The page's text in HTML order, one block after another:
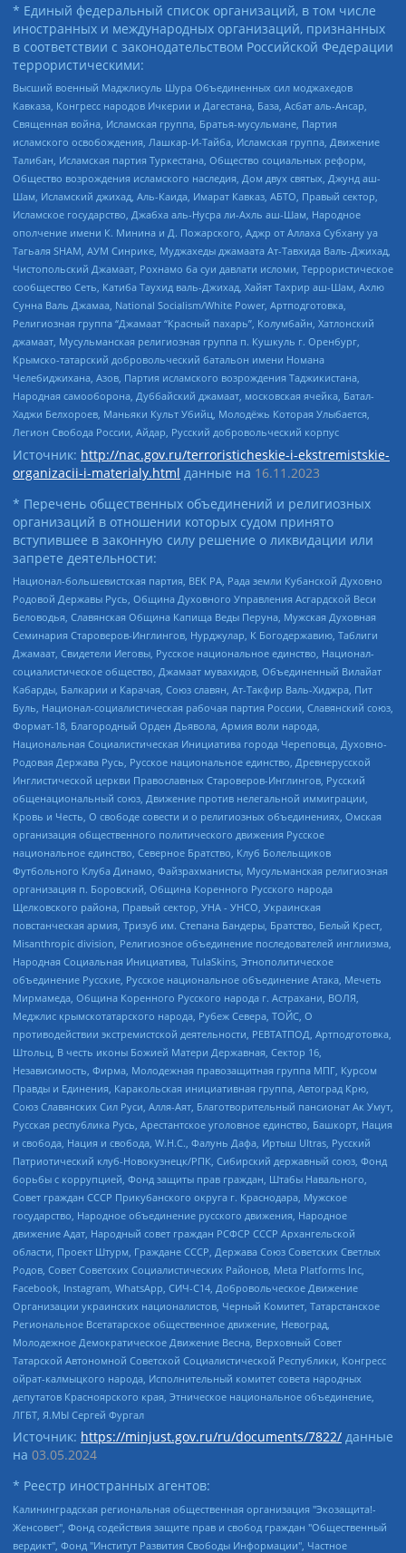
* Единый федеральный список организаций, в том числе
иностранных и международных организаций, признанных
в соответствии с законодательством Российской Федерации
террористическими:
Высший военный Маджлисуль Шура Объединенных сил моджахедов
Кавказа, Конгресс народов Ичкерии и Дагестана, База, Асбат аль-Ансар,
Священная война, Исламская группа, Братья-мусульмане, Партия
исламского освобождения, Лашкар-И-Тайба, Исламская группа, Движение
Талибан, Исламская партия Туркестана, Общество социальных реформ,
Общество возрождения исламского наследия, Дом двух святых, Джунд аш-
Шам, Исламский джихад, Аль-Каида, Имарат Кавказ, АБТО, Правый сектор,
Исламское государство, Джабха аль-Нусра ли-Ахль аш-Шам, Народное
ополчение имени К. Минина и Д. Пожарского, Аджр от Аллаха Субхану уа
Тагьаля SHAM, АУМ Синрике, Муджахеды джамаата Ат-Тавхида Валь-Джихад,
Чистопольский Джамаат, Рохнамо ба суи давлати исломи, Террористическое
сообщество Сеть, Катиба Таухид валь-Джихад, Хайят Тахрир аш-Шам, Ахлю
Сунна Валь Джамаа, National Socialism/White Power, Артподготовка,
Религиозная группа “Джамаат “Красный пахарь”, Колумбайн, Хатлонский
джамаат, Мусульманская религиозная группа п. Кушкуль г. Оренбург,
Крымско-татарский добровольческий батальон имени Номана
Челебиджихана, Азов, Партия исламского возрождения Таджикистана,
Народная самооборона, Дуббайский джамаат, московская ячейка, Батал-
Хаджи Белхороев, Маньяки Культ Убийц, Молодёжь Которая Улыбается,
Легион Свобода России, Айдар, Русский добровольческий корпус
Источник: http://nac.gov.ru/terroristicheskie-i-ekstremistskie-
organizacii-i-materialy.html данные на 16.11.2023
* Перечень общественных объединений и религиозных
организаций в отношении которых судом принято
вступившее в законную силу решение о ликвидации или
запрете деятельности:
Национал-большевистская партия, ВЕК РА, Рада земли Кубанской Духовно
Родовой Державы Русь, Община Духовного Управления Асгардской Веси
Беловодья, Славянская Община Капища Веды Перуна, Мужская Духовная
Семинария Староверов-Инглингов, Нурджулар, К Богодержавию, Таблиги
Джамаат, Свидетели Иеговы, Русское национальное единство, Национал-
социалистическое общество, Джамаат мувахидов, Объединенный Вилайат
Кабарды, Балкарии и Карачая, Союз славян, Ат-Такфир Валь-Хиджра, Пит
Буль, Национал-социалистическая рабочая партия России, Славянский союз,
Формат-18, Благородный Орден Дьявола, Армия воли народа,
Национальная Социалистическая Инициатива города Череповца, Духовно-
Родовая Держава Русь, Русское национальное единство, Древнерусской
Инглистической церкви Православных Староверов-Инглингов, Русский
общенациональный союз, Движение против нелегальной иммиграции,
Кровь и Честь, О свободе совести и о религиозных объединениях, Омская
организация общественного политического движения Русское
национальное единство, Северное Братство, Клуб Болельщиков
Футбольного Клуба Динамо, Файзрахманисты, Мусульманская религиозная
организация п. Боровский, Община Коренного Русского народа
Щелковского района, Правый сектор, УНА - УНСО, Украинская
повстанческая армия, Тризуб им. Степана Бандеры, Братство, Белый Крест,
Misanthropic division, Религиозное объединение последователей инглиизма,
Народная Социальная Инициатива, TulaSkins, Этнополитическое
объединение Русские, Русское национальное объединение Атака, Мечеть
Мирмамеда, Община Коренного Русского народа г. Астрахани, ВОЛЯ,
Меджлис крымскотатарского народа, Рубеж Севера, ТОЙС, О
противодействии экстремистской деятельности, РЕВТАТПОД, Артподготовка,
Штольц, В честь иконы Божией Матери Державная, Сектор 16,
Независимость, Фирма, Молодежная правозащитная группа МПГ, Курсом
Правды и Единения, Каракольская инициативная группа, Автоград Крю,
Союз Славянских Сил Руси, Алля-Аят, Благотворительный пансионат Ак Умут,
Русская республика Русь, Арестантское уголовное единство, Башкорт, Нация
и свобода, Нация и свобода, W.H.С., Фалунь Дафа, Иртыш Ultras, Русский
Патриотический клуб-Новокузнецк/РПК, Сибирский державный союз, Фонд
борьбы с коррупцией, Фонд защиты прав граждан, Штабы Навального,
Совет граждан СССР Прикубанского округа г. Краснодара, Мужское
государство, Народное объединение русского движения, Народное
движение Адат, Народный совет граждан РСФСР СССР Архангельской
области, Проект Штурм, Граждане СССР, Держава Союз Советских Светлых
Родов, Совет Советских Социалистических Районов, Meta Platforms Inc,
Facebook, Instagram, WhatsApp, СИЧ-С14, Добровольческое Движение
Организации украинских националистов, Черный Комитет, Татарстанское
Региональное Всетатарское общественное движение, Невоград,
Молодежное Демократическое Движение Весна, Верховный Совет
Татарской Автономной Советской Социалистической Республики, Конгресс
ойрат-калмыцкого народа, Исполнительный комитет совета народных
депутатов Красноярского края, Этническое национальное объединение,
ЛГБТ, Я.МЫ Сергей Фургал
Источник: https://minjust.gov.ru/ru/documents/7822/ данные
на 03.05.2024
* Реестр иностранных агентов:
Калининградская региональная общественная организация "Экозащита!-Женсовет", Фонд содействия защите прав и свобод граждан "Общественный вердикт", Фонд "Институт Развития Свободы Информации", Частное учреждение "Информационное агентство МЕМО. РУ", Региональная общественная организация "Общественная комиссия по сохранению наследия академика Сахарова", Фонд поддержки свободы прессы, Санкт-Петербургская общественная правозащитная организация "Гражданский контроль", Межрегиональная общественная организация "Информационно-просветительский центр "Мемориал", Региональный Фонд "Центр Защиты Прав Средств Массовой Информации", с 05.12.2023 Фонд "Центр Защиты Прав Средств массовой информации", Региональная общественная благотворительная организация помощи беженцам и мигрантам "Гражданское содействие", Негосударственное образовательное учреждение дополнительного профессионального образования (повышение квалификации) специалистов "АКАДЕМИЯ ПО ПРАВАМ ЧЕЛОВЕКА", Свердловская региональная общественная организация "Сутяжник", Автономная некоммерческая организация "Центр независимых социологических исследований", Союз общественных объединений "Российский исследовательский центр по правам человека", Региональное общественное учреждение научно-информационный центр "МЕМОРИАЛ", Некоммерческая организация "Фонд защиты гласности", Автономная некоммерческая организация "Институт прав человека", Городская общественная организация "Екатеринбургское общество "МЕМОРИАЛ", Городская общественная организация "Рязанское историко-просветительское и правозащитное общество "Мемориал" (Рязанский Мемориал), Челябинский региональный орган общественной самодеятельности – женское общественное объединение "Женщины Евразии", Челябинский региональный орган общественной самодеятельности "Уральская правозащитная группа", Фонд содействия защите здоровья и социальной справедливости имени Андрея Рылькова, Автономная Некоммерческая Организация "Аналитический Центр Юрия Левады", Автономная некоммерческая организация социальной поддержки населения "Проект Апрель", Региональная общественная организация помощи женщинам и детям, находящимся в кризисной ситуации "Информационно-методический центр "Анна", Фонд содействия развитию массовых коммуникаций и правовому просвещению "Так-так-Так", Фонд содействия устойчивому развитию "Серебряная тайга", Свердловский региональный общественный фонд социальных проектов "Новое время", "Idel.Реалии", Кавказ.Реалии, Крым.Реалии, Телеканал Настоящее Время, Татаро-башкирская служба Радио Свобода (Azatliq Radiosi), Радио Свободная Европа/Радио Свобода (PCE/PC), "Сибирь.Реалии", "Фактограф", Благотворительный фонд помощи осужденным и их семьям, Автономная некоммерческая организация "Институт глобализации и социальных движений", Фонд "В защиту прав заключенных", Частное учреждение "Центр поддержки и содействия развитию средств массовой информации", Пензенский региональный общественный благотворительный фонд "Гражданский союз", "Север.Реалии", Некоммерческая организация Фонд "Правовая инициатива", Общество с ограниченной ответственностью "Радио Свободная Европа/Радио Свобода", Чешское информационное агентство "MEDIUM-ORIENT", Красноярская региональная общественная организация "Мы против СПИДа", Камалягин Денис Николаевич, Маркелов Сергей Евгеньевич, Пономарев Лев Александрович, Савицкая Людмила Алексеевна, Автономная некоммерческая организация "Центр по работе с проблемой насилия "НАСИЛИЮ.НЕТ", Межрегиональный профессиональный союз работников здравоохранения "Альянс врачей", Юридическое лицо, зарегистрированное в Латвийской Республике, SIA "Medusa Project" (регистрационный номер 40103797863, дата регистрации 10.06.2014), Некоммерческая организация "Фонд по борьбе с коррупцией", Автономная некоммерческая организация "Институт права и публичной политики", Баданин Роман Сергеевич, Гликин Максим Александрович, Железнова Мария Михайловна, Лукьянова Юлия Сергеевна, Маетная Елизавета Витальевна, Маняхин Петр Борисович, Чуракова Ольга Владимировна, Ярош Юлия Петровна, Юридическое лицо "The Insider SIA", зарегистрированное в Риге, Латвийская Республика (дата регистрации 26.06.2015), являющееся администратором доменного имени интернет-издания "The Insider SIA", https://theins.ru, Постернак Алексей Евгеньевич, Рубин Михаил Аркадьевич, Анин Роман Александрович, Юридическое лицо Istories fonds, зарегистрированное в Латвийской Республике (регистрационный номер 50008295751, дата регистрации 24.02.2020), Великовский Дмитрий Александрович, Долинина Ирина Николаевна, Мароховская Алеся Алексеевна, Шлейнов Роман Юрьевич, Шмагун Олеся Валентиновна, Общество с ограниченной ответственностью "Альтаир 2021", Общество с ограниченной ответственностью "Вега 2021", Общество с ограниченной ответственностью "Главный редактор 2021", Общество с ограниченной ответственностью "Ромашки монолит", Важенков Артем Валерьевич, Ивановская областная общественная организация "Центр гендерных исследований", Гурман Юрий Альбертович, Медиапроект "ОВД-Инфо", Егоров Владимир Владимирович, Жилинский Владимир Александрович, Общество с ограниченной ответственностью "ЗП", Иванова София Юрьевна, Карезина Инна Павловна, Кильтау Екатерина Викторовна, Петров Алексей Викторович, Пискунов Сергей Евгеньевич, Смирнов Сергей Сергеевич, Тихонов Михаил Сергеевич, Общество с ограниченной ответственностью "ЖУРНАЛИСТ-ИНОСТРАННЫЙ АГЕНТ", Арапова Галина Юрьевна, Вольтская Татьяна Анатольевна, Американская компания "Mason G.E.S. Anonymous Foundation" (США), являющаяся владельцем интернет-издания https://mnews.world/, Компания "Stichting Bellingcat", зарегистрированная в Нидерландах (дата регистрации 11.07.2018), Захаров Андрей Вячеславович, Клепиковская Екатерина Дмитриевна, Общество с ограниченной ответственностью "МЕМО", Перл Роман Александрович, Симонов Евгений Алексеевич, Соловьева Елена Анатольевна, Сотников Даниил Владимирович, Сурначева Елизавета Дмитриевна, Автономная некоммерческая организация по защите прав человека и информированию населения "Якутия – Наше Мнение", Общество с ограниченной ответственностью "Москоу диджитал медиа", с 26.01.2023 Общество с ограниченной ответственностью "Чайка Белые сады", Ветошкина Валерия Валерьевна, Заговора Максим Александрович, Межрегиональное общественное движение "Российская ЛГБТ - сеть", Оленичев Максим Владимирович, Павлов Иван Юрьевич, Скворцова Елена Сергеевна, Общество с ограниченной ответственностью "Как бы инагент", Кочетков Игорь Викторович, Общество с ограниченной ответственностью "Честные выборы", Еланчик Олег Александрович, Общество с ограниченной ответственностью "Нобелевский призыв", Гималова Регина Эмилевна, Григорьев Андрей Валерьевич, Григорьева Алина Александровна, Ассоциация по содействию защите прав призывников, альтернативнослужащих и военнослужащих "Правозащитная группа "Гражданин.Армия.Право", Хисамова Регина Фаритовна, Автономная некоммерческая организация по реализации социально-правовых программ "Лилит", Дальневосточное общественное движение "Маяк", Санкт-Петербургская ЛГБТ-инициативная группа "Выход", Инициативная группа ЛГБТ+ "Реверс", Алексеев Андрей Викторович, Бекбулатова Таисия Львовна, Беляев Иван Михайлович, Владыкина Елена Сергеевна, Гельман Марат Александрович, Никульшина Вероника Юрьевна, Толоконникова Надежда Андреевна, Шендерович Виктор Анатольевич, Общество с ограниченной ответственностью "Данное сообщение", Общество с ограниченной ответственностью Издательский дом "Новая глава", Айнбиндер Александра Александровна, Московский комьюнити-центр для ЛГБТ+инициатив, Благотворительный фонд развития филантропии, Deutsche Welle (Германия, Kurt-Schumacher-Strasse 3, 53113 Bonn), Борзунова Мария Михайловна, Воробьев Виктор Викторович, Голубева Анна Львовна, Константинова Алла Михайловна, Малкова Ирина Владимировна, Мурадов Мурад Абдулгалимович, Осетинская Елизавета Николаевна, Понасенков Евгений Николаевич, Ганапольский Матвей Юрьевич, Киселев Евгений Алексеевич, Борухович Ирина Григорьевна, Дремин Иван Тимофеевич, Дубровский Дмитрий Викторович, Красноярская региональная общественная организация поддержки и развития альтернативных образовательных технологий и межкультурных коммуникаций "ИНТЕРРА", Маяковская Екатерина Алексеевна, Фейгин Марк Захарович, Филимонов Андрей Викторович, Дзугкоева Регина Николаевна, Доброхотов Роман Александрович, Дудь Юрий Александрович, Елкин Сергей Владимирович, Кругликов Кирилл Игоревич, Сабунаева Мария Леонидовна, Семенов Алексей Владимирович, Шаинян Карен Багратович, Шульман Екатерина Михайловна, Асафьев Артур Валерьевич, Вахштайн Виктор Семенович, Венедиктов Алексей Алексеевич, Лушникова Екатерина Евгеньевна, Волков Леонид Михайлович, Невзоров Александр Глебович, Пархоменко Сергей Борисович, Сироткин Ярослав Николаевич, Кара-Мурза Владимир Владимирович, Баранова Наталья Владимировна, Гозман Леонид Яковлевич, Кагарлицкий Борис Юльевич, Климарев Михаил Валерьевич, Милов Владимир Станиславович, Автономная некоммерческая организация Краснодарский центр современного искусства "Типография", Моргенштерн Алишер Тагирович, Соболь Любовь Эдуардовна, Общество с ограниченной ответственностью "ЛИЗА НОРМ", Каспаров Гарри Кимович, Ходорковский Михаил Борисович, Общество с ограниченной ответственностью "Апрельские тезисы", Данилович Ирина Брониславовна, Кашин Олег Владимирович, Петров Николай Владимирович, Пивоваров Алексей Владимирович, Соколов Михаил Владимирович, Цветкова Юлия Владимировна, Чичваркин Евгений Александрович, Комитет против пыток/Команда против пыток, Общество с ограниченной ответственностью "Первый научный", Общество с ограниченной ответственностью "Вертолет и ко", Белоцерковская Вероника Борисовна, Кац Максим Евгеньевич, Лазарева Татьяна Юрьевна, Шаведдинов Руслан Табризович, Яшин Илья Валерьевич, Общество с ограниченной ответственностью "Иноагент ААВ", Алешковский Дмитрий Петрович, Альбац Евгения Марковна, Быков Дмитрий Львович, Галямина Юлия Евгеньевна, Лойко Сергей Леонидович, Мартынов Кирилл Константинович, Медведев Сергей Александрович, Крашенинников Федор Геннадиевич, Гордеева Катерина Вл